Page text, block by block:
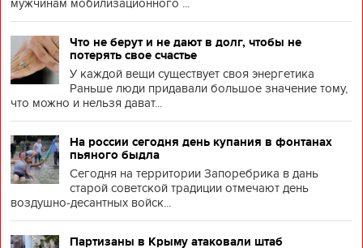
мужчинам мобилизационного ...
Что не берут и не дают в долг, чтобы не
потерять свое счастье
У каждой вещи существует своя энергетика
Раньше люди придавали большое значение тому,
что можно и нельзя дават...
На россии сегодня день купания в фонтанах
пьяного быдла
Сегодня на территории Запоребрика в дань
старой советской традиции отмечают день
воздушно-десантных войск...
Партизаны в Крыму атаковали штаб